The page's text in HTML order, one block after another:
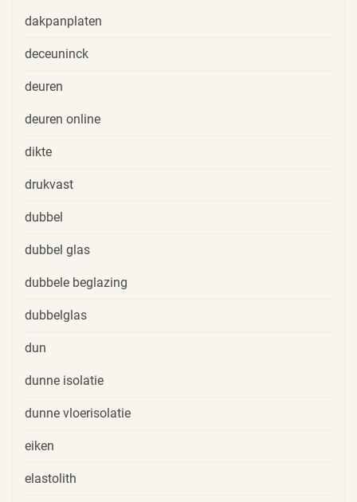
dakpanplaten
deceuninck
deuren
deuren online
dikte
drukvast
dubbel
dubbel glas
dubbele beglazing
dubbelglas
dun
dunne isolatie
dunne vloerisolatie
eiken
elastolith